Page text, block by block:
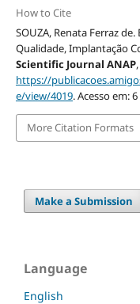
How to Cite
SOUZA, Renata Ferraz
Qualidade, Implantação
Scientific Journal ANAP,
https://
e/view/4019. Acesso em:
More Citation Formats
Make a Submission
Language
English